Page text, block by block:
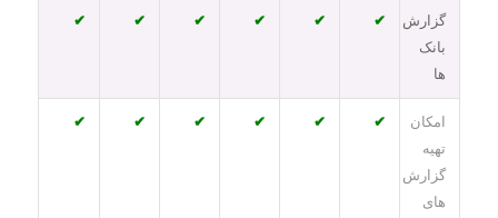
گزارش
بانک
ها
✔
✔
✔
✔
✔
✔
امکان
تهیه
گزارش
های
✔
✔
✔
✔
✔
✔